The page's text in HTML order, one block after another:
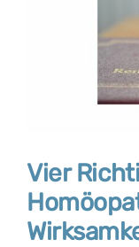
Vier